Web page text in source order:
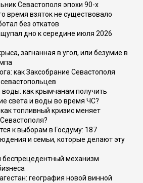
Севастополя эпохи 90-х
время взяток не существовало
без откатов
дно к середине июля 2026
загнанная в угол, или безумие в
как Заксобрание Севастополя
воды: как крымчанам получить
света и воды во время ЧС?
топливный кризис меняет
к выборам в Госдуму: 187
и семьи, которые делают эту
беспрецедентный механизм
география новой винной